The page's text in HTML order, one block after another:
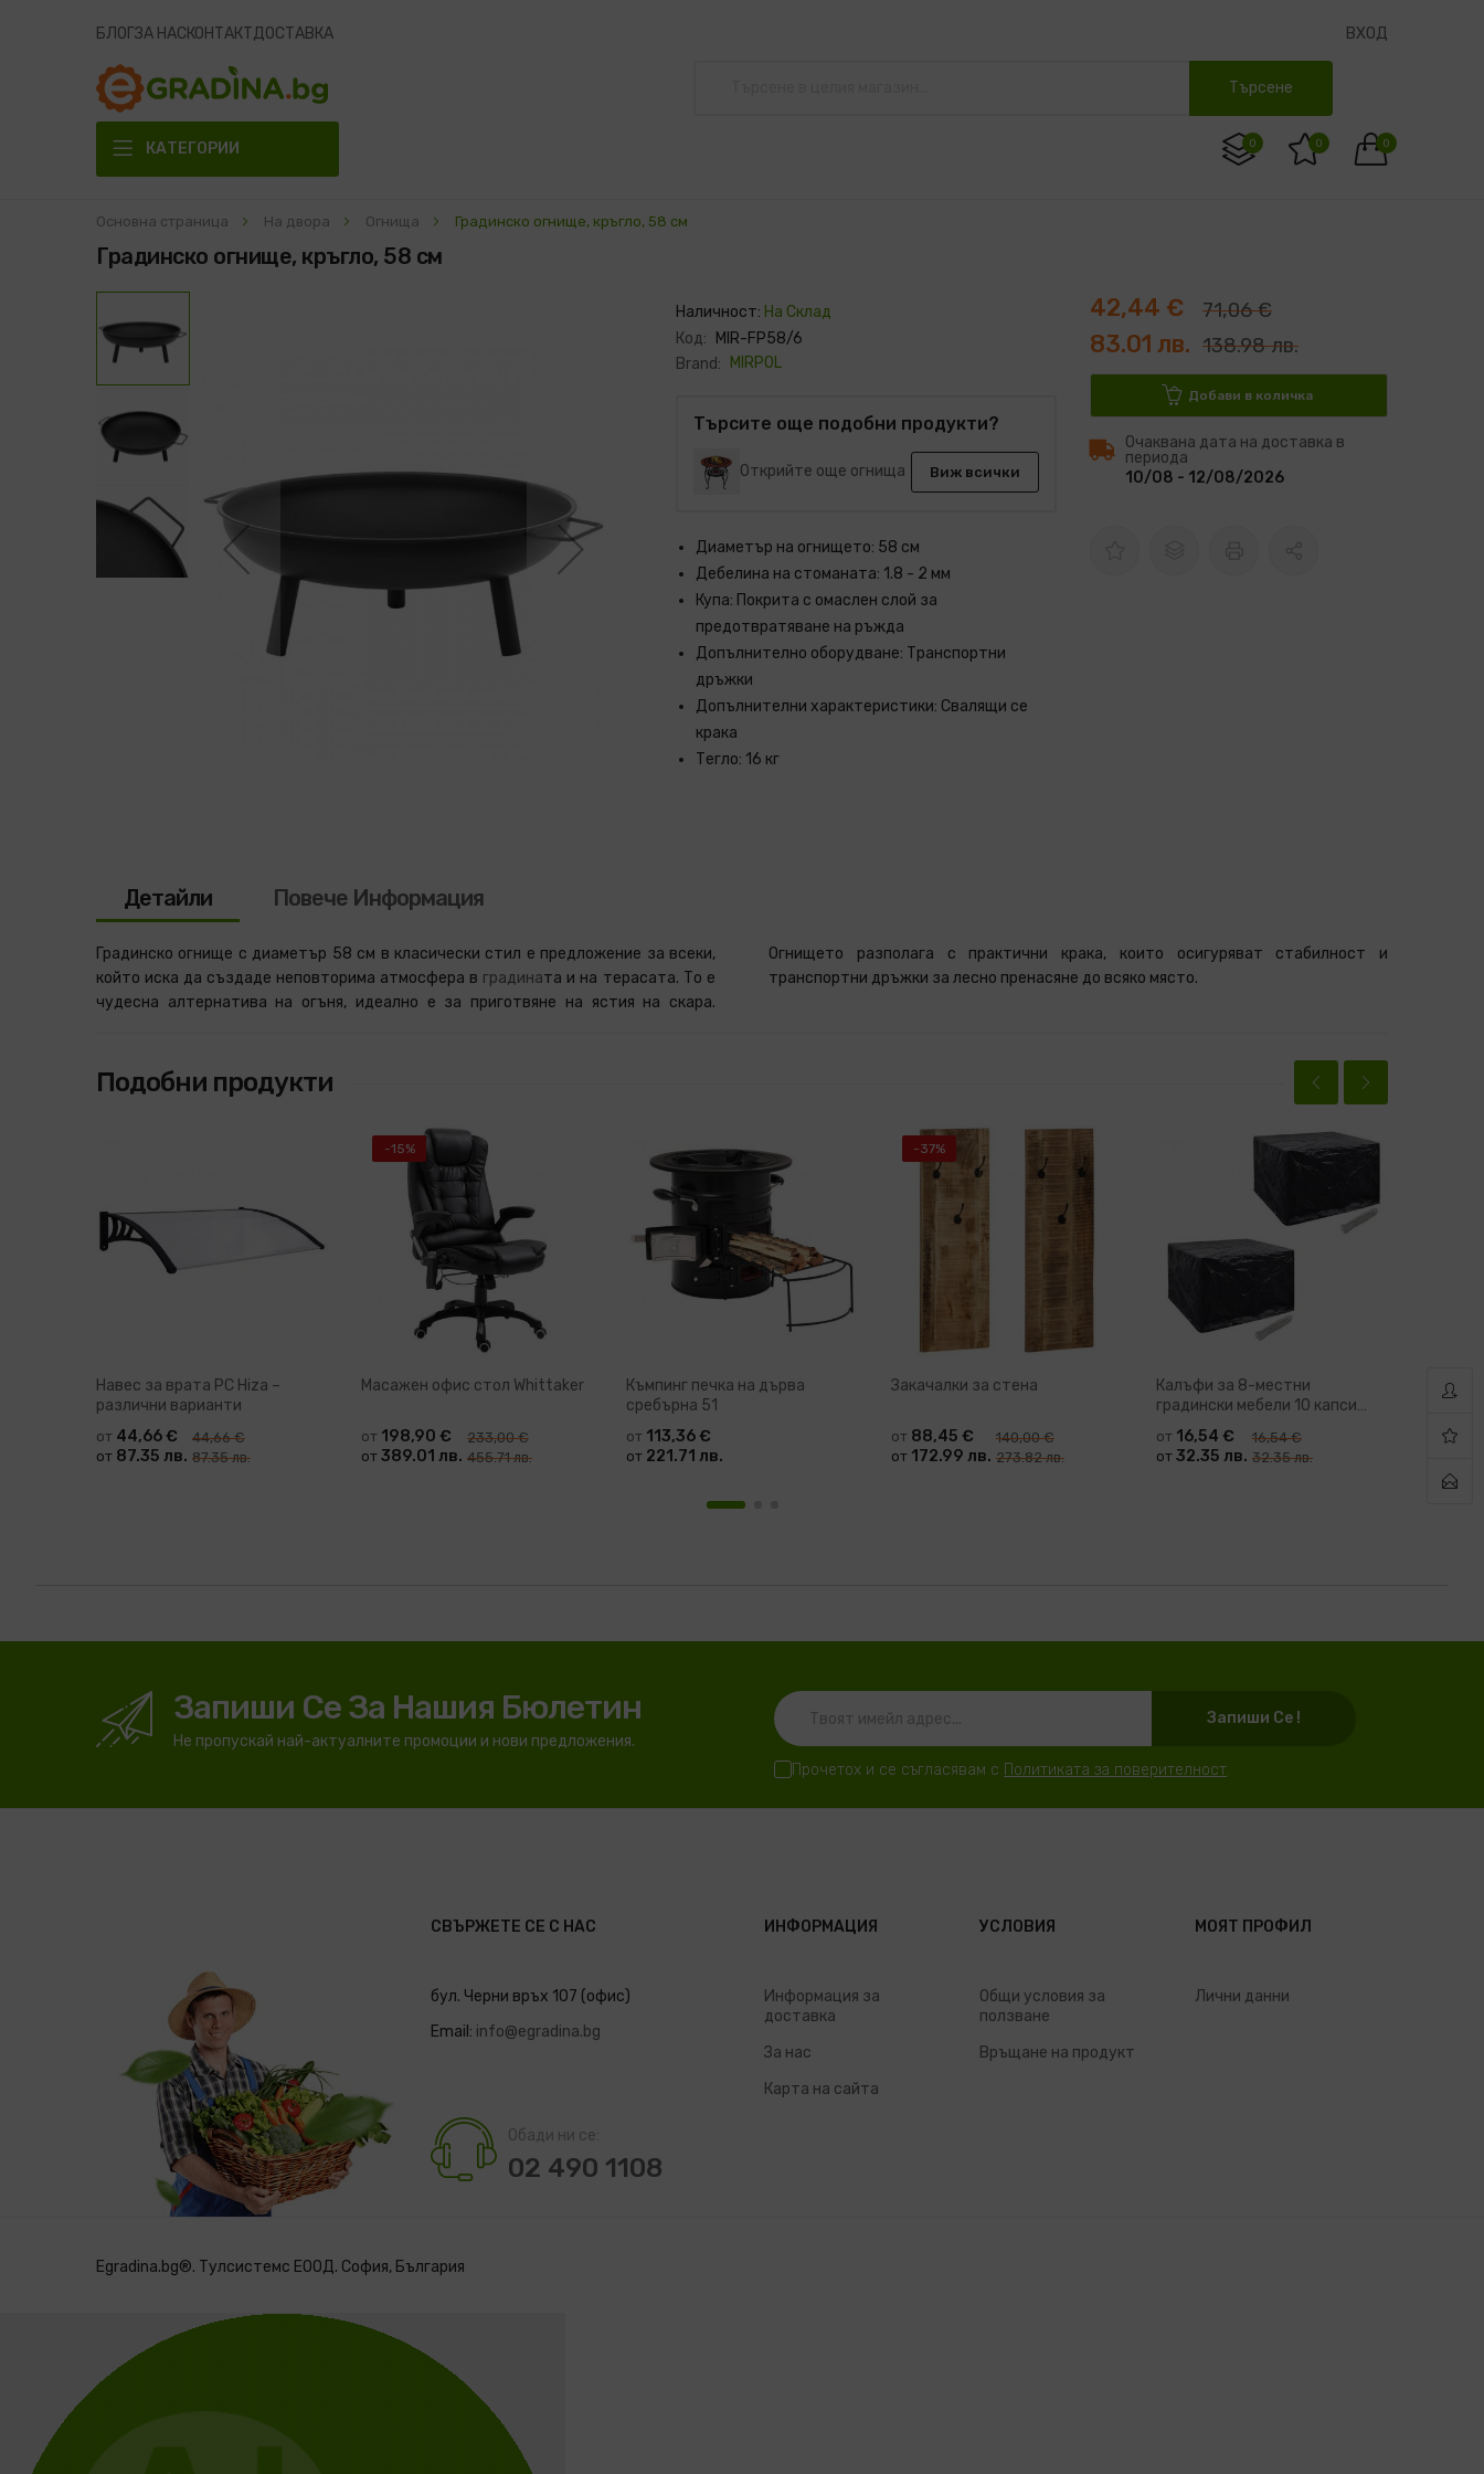
БЛОГЗА НАСКОНТАКТДОСТАВКА ВХОД
Търсене
КАТЕГОРИИ 0
0 0
Основна страница На двора Огнища Градинско огнище, кръгло, 58 см
Градинско огнище, кръгло, 58 см
Преминете
края
на
галерията
изображенията
снимки
Наличност: На Склад
Код:
MIR-FP58/6
Brand:
MIRPOL
Търсите още подобни продукти?
Открийте още огнища Виж всички
Диаметър на огнището: 58 см
Дебелина на стоманата: 1.8 - 2 мм
Купа: Покрита с омаслен слой за
предотвратяване на ръжда
Допълнително оборудване: Транспортни
дръжки
Допълнителни характеристики: Свалящи се
крака
Тегло: 16 кг
42,44 €
83.01 лв.
71,06 €
138.98 лв.
Добави в количка
Очаквана дата на доставка в
периода
10/08 - 12/08/2026
Детайли
Градинско огнище с диаметър 58 см в класически стил е предложение за всеки,
който иска да създаде неповторима атмосфера в градината и на терасата. То е
чудесна алтернатива на огъня, идеално е за приготвяне на ястия на скара.
Огнището разполага с практични крака, които осигуряват стабилност и
транспортни дръжки за лесно пренасяне до всяко място.
Повече Информация
Подобни продукти
Навес за врата PC Hiza –
различни варианти
от 44,66 €
от 87.35 лв.
44,66 €
87.35 лв.
-15%
Масажен офис стол Whittaker
от 198,90 €
от 389.01 лв.
233,00 €
455.71 лв.
Къмпинг печка на дърва
сребърна 51
от 113,36 €
от 221.71 лв.
-37%
Закачалки за стена
от 88,45 €
от 172.99 лв.
140,00 €
273.82 лв.
Калъфи за 8-местни
градински мебели 10 капси
Gano – различни варианти
от 16,54 €
от 32.35 лв.
16,54 €
32.35 лв.
Nature
Запиши Се За Нашия Бюлетин
Не пропускай най-актуалните промоции и нови предложения.
Запиши Се !
Прочетох и се съгласявам с Политиката за поверителност.
СВЪРЖЕТЕ СЕ С НАС
бул. Черни връх 107 (офис)
Email: info@egradina.bg
Обади ни се:
02 490 1108
ИНФОРМАЦИЯ
Информация за
доставка
За нас
Карта на сайта
УСЛОВИЯ
Общи условия за
ползване
Връщане на продукт
МОЯТ ПРОФИЛ
Лични данни
Egradina.bg®. Тулсистемс ЕООД. София, България